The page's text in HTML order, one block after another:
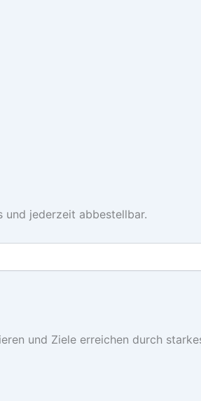
und jederzeit abbestellbar.
und Ziele erreichen durch